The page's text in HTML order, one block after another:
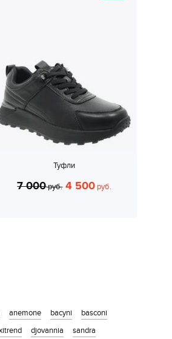
Туфли
7 000руб. 4 500 руб.
anemone bacyni
basconi
djovannia
sandra